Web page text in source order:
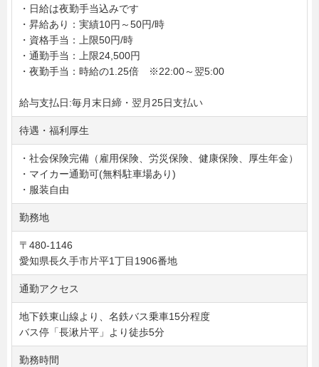
・日給は夜勤手当込みです
・昇給あり：実績10円～50円/時
・資格手当：上限50円/時
・通勤手当：上限24,500円
・夜勤手当：時給の1.25倍 ※22:00～翌5:00
給与支払日:毎月末日締・翌月25日支払い
待遇・福利厚生
・社会保険完備（雇用保険、労災保険、健康保険、厚生年金）
・マイカー通勤可(無料駐車場あり)
・服装自由
勤務地
〒480-1146
愛知県長久手市片平1丁目1906番地
通勤アクセス
地下鉄東山線より、名鉄バス乗車15分程度
バス停「長湫片平」より徒歩5分
勤務時間